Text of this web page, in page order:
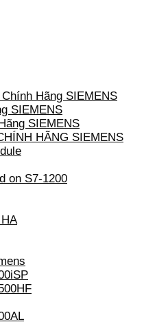
Hãng SIEMENS
SIEMENS
SIEMENS
HÃNG SIEMENS
on S7-1200